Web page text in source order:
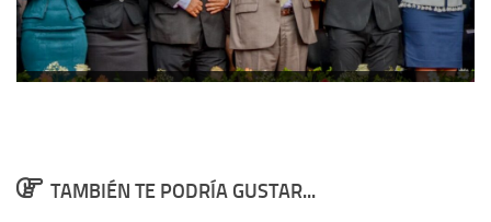
TAMBIÉN TE PODRÍA GUSTAR...